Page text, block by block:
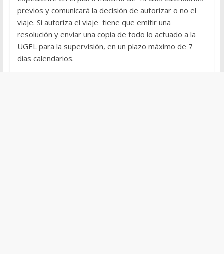
previos y comunicará la decisión de autorizar o no el
viaje. Si autoriza el viaje tiene que emitir una
resolución y enviar una copia de todo lo actuado a la
UGEL para la supervisión, en un plazo máximo de 7
días calendarios.